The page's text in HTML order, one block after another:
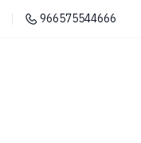
966575544666